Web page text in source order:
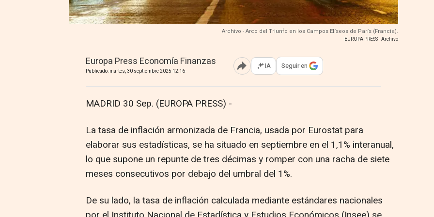
Archivo - Arco del Triunfo en los Campos Elíseos de París (Francia).
- EUROPA PRESS - Archivo
Europa Press Economía Finanzas
Publicado: martes, 30 septiembre 2025 12:16 Abrir opciones para compartir
IA Seguir en
MADRID 30 Sep. (EUROPA PRESS) -
La tasa de inflación armonizada de Francia, usada por Eurostat para
elaborar sus estadísticas, se ha situado en septiembre en el 1,1% interanual,
lo que supone un repunte de tres décimas y romper con una racha de siete
meses consecutivos por debajo del umbral del 1%.
De su lado, la tasa de inflación calculada mediante estándares nacionales